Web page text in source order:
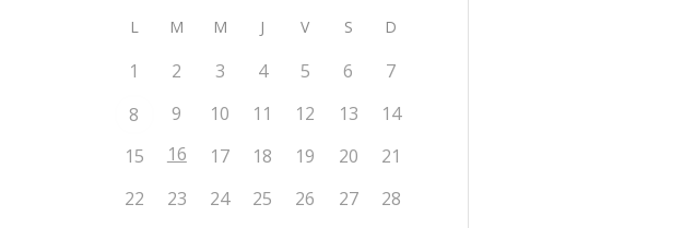
L M M J V S D
1 2 3 4 5 6
7
8
9 10 11 12 13
14
15
16 17 18 19 20
21
22
23 24 25 26 27
28